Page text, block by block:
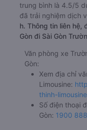
trung bình là 4.5/5
đã trải nghiệm dịch
h. Thông tin liên hệ,
Gòn đi Sài Gòn
Văn phòng xe
Gòn:
Xem địa chỉ
Limousine:
thinh-limousine
Số điện thoại
Gòn: 1900